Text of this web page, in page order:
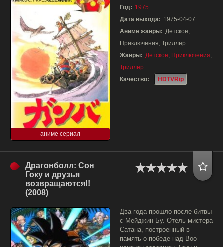
аниме сериал
Год: 1975
Дата выхода: 1975-04-07
Аниме жанры: Детское,
Приключения, Триллер
Жанры: Детское, Приключения,
Триллер
Качество:
HDTVRip
Драгонболл: Сон
Гоку и друзья
возвращаются!!
(2008)
Два года прошло после битвы
с Мейджин Бу. Отель мистера
Сатана, построенный в
память о победе над Boo